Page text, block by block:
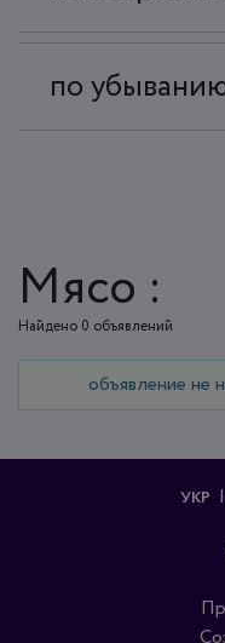
по
Мясо :
Найдено 0 объявлений
объявление не
УКР